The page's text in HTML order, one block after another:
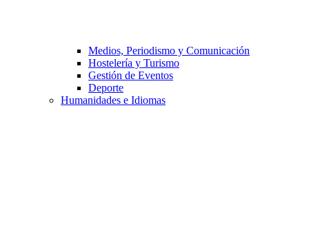
Medios, Periodismo y Comunicación
Hostelería y Turismo
Gestión de Eventos
Deporte
Humanidades e Idiomas